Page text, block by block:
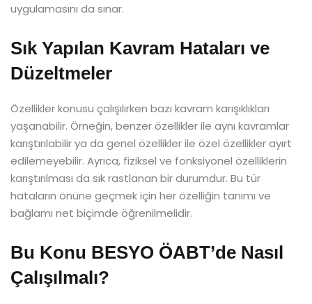
uygulamasını da sınar.
Sık Yapılan Kavram Hataları ve
Düzeltmeler
Özellikler konusu çalışılırken bazı kavram karışıklıkları
yaşanabilir. Örneğin, benzer özellikler ile aynı kavramlar
karıştırılabilir ya da genel özellikler ile özel özellikler ayırt
edilemeyebilir. Ayrıca, fiziksel ve fonksiyonel özelliklerin
karıştırılması da sık rastlanan bir durumdur. Bu tür
hataların önüne geçmek için her özelliğin tanımı ve
bağlamı net biçimde öğrenilmelidir.
Bu Konu BESYO ÖABT’de Nasıl
Çalışılmalı?